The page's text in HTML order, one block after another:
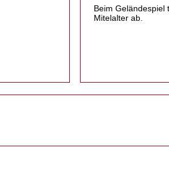
Beim Geländespiel
Mitelalter ab.